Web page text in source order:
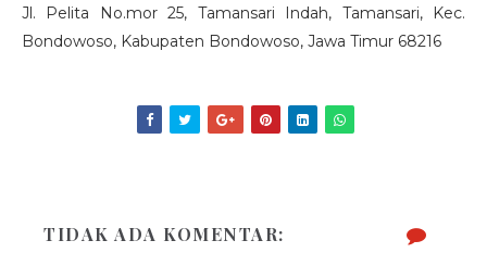
Jl. Pelita No.mor 25, Tamansari Indah, Tamansari, Kec.
Bondowoso, Kabupaten Bondowoso, Jawa Timur 68216
TIDAK ADA KOMENTAR: